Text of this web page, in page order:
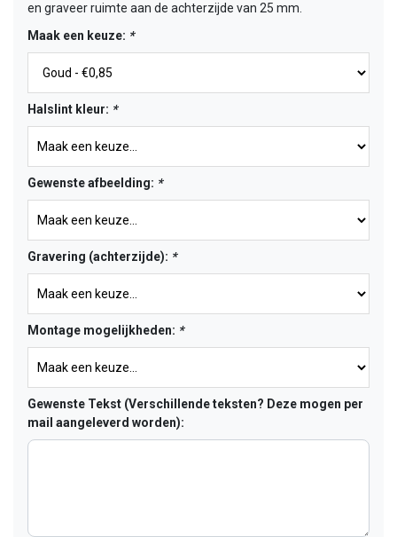
en graveer ruimte aan de achterzijde van 25 mm.
Maak een keuze: *
Halslint kleur: *
Gewenste afbeelding: *
Gravering (achterzijde): *
Montage mogelijkheden: *
Gewenste Tekst (Verschillende teksten? Deze mogen per
mail aangeleverd worden):